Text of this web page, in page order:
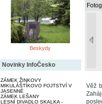
Beskydy
Novinky InfoČesko
ZÁMEK ŽINKOVY
MIKULÁŠTÍKOVO FOJTSTVÍ V
JASENNÉ
ZÁMEK LEŠANY
LESNÍ DIVADLO SKALKA -
Věž